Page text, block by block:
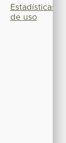
Estadísticas
de uso